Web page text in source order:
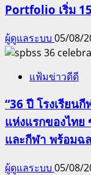
Portfolio เริ่ม
ผู้ดูแลระบบ 05/08/
แฟ้มข่าวดีดี
“36 ปี โรงเรียน
แห่งแรกของไทย
และกีฬา พร้อมฉ
ผู้ดูแลระบบ 05/08/